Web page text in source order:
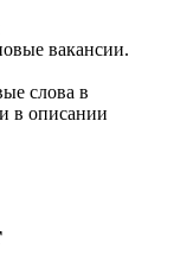
вакансии.
слова в
в описании